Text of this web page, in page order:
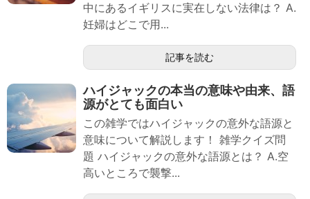
中にあるイギリスに実在しない法律は？ A.
妊婦はどこで用...
記事を読む
ハイジャックの本当の意味や由来、語
源がとても面白い
この雑学ではハイジャックの意外な語源と
意味について解説します！ 雑学クイズ問
題 ハイジャックの意外な語源とは？ A.空
高いところで襲撃...